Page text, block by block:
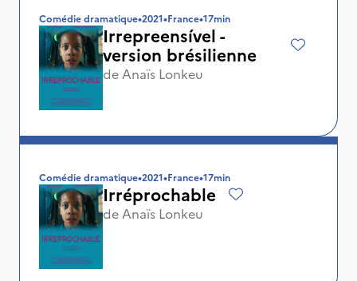
Comédie dramatique•2021•France•17min
Irrepreensível -
version brésilienne
de Anaïs Lonkeu
Comédie dramatique•2021•France•17min
Irréprochable
de Anaïs Lonkeu